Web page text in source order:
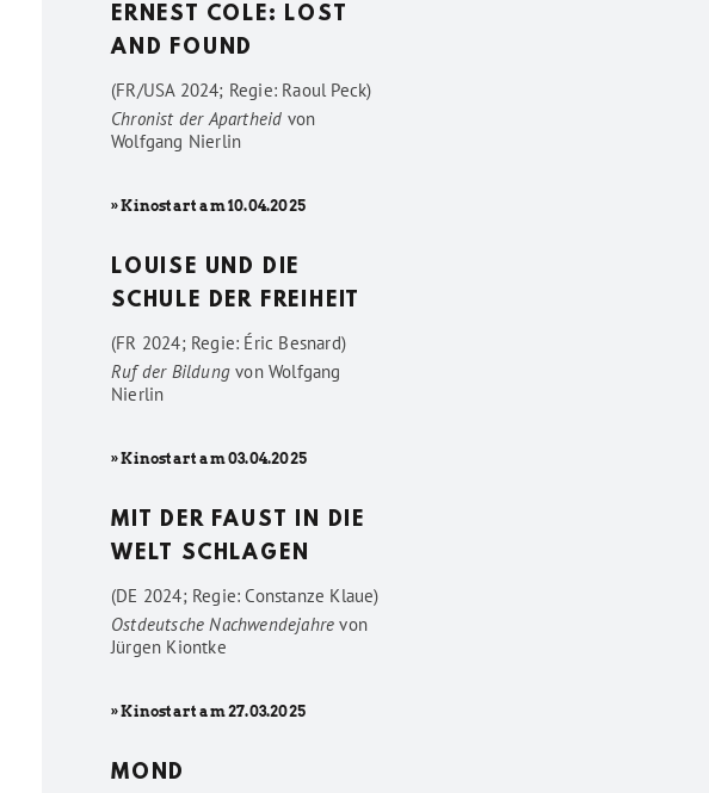
ERNEST COLE: LOST
AND FOUND
(FR/USA 2024; Regie: Raoul Peck)
Chronist der Apartheid von
Wolfgang Nierlin
» Kinostart am 10.04.2025
LOUISE UND DIE
SCHULE DER FREIHEIT
(FR 2024; Regie: Éric Besnard)
Ruf der Bildungvon Wolfgang
Nierlin
» Kinostart am 03.04.2025
MIT DER FAUST IN DIE
WELT SCHLAGEN
(DE 2024; Regie: Constanze Klaue)
Ostdeutsche Nachwendejahre von
Jürgen Kiontke
» Kinostart am 27.03.2025
MOND